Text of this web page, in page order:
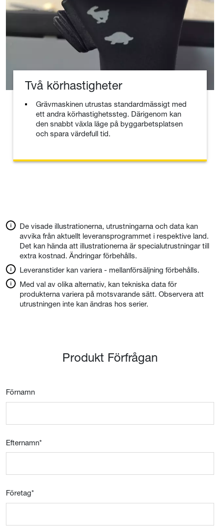
Två körhastigheter
Grävmaskinen utrustas standardmässigt med
ett andra körhastighetssteg. Därigenom kan
den snabbt växla läge på byggarbetsplatsen
och spara värdefull tid.
De visade illustrationerna, utrustningarna och data kan
avvika från aktuellt leveransprogrammet i respektive land.
Det kan hända att illustrationerna är specialutrustningar till
extra kostnad. Ändringar förbehålls.
Leveranstider kan variera - mellanförsäljning förbehålls.
Med val av olika alternativ, kan tekniska data för
produkterna variera på motsvarande sätt. Observera att
utrustningen inte kan ändras hos serier.
Produkt Förfrågan
Förnamn
Efternamn*
Företag*